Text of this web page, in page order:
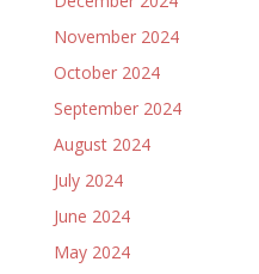
November 2024
October 2024
September 2024
August 2024
July 2024
June 2024
May 2024